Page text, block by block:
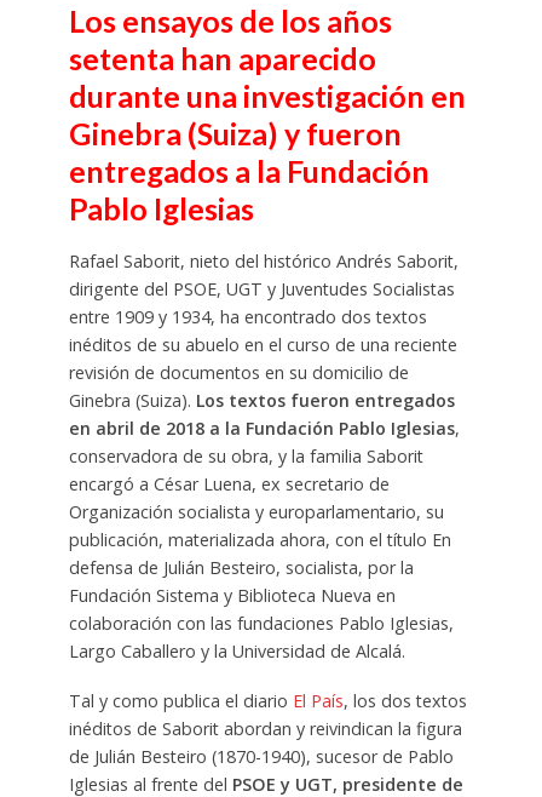
Los ensayos de los años
setenta han aparecido
durante una investigación en
Ginebra (Suiza) y fueron
entregados a la Fundación
Pablo Iglesias
Rafael Saborit, nieto del histórico Andrés Saborit,
dirigente del PSOE, UGT y Juventudes Socialistas
entre 1909 y 1934, ha encontrado dos textos
inéditos de su abuelo en el curso de una reciente
revisión de documentos en su domicilio de
Ginebra (Suiza). Los textos fueron entregados
en abril de 2018 a la Fundación Pablo Iglesias,
conservadora de su obra, y la familia Saborit
encargó a César Luena, ex secretario de
Organización socialista y europarlamentario, su
publicación, materializada ahora, con el título En
defensa de Julián Besteiro, socialista, por la
Fundación Sistema y Biblioteca Nueva en
colaboración con las fundaciones Pablo Iglesias,
Largo Caballero y la Universidad de Alcalá.
Tal y como publica el diario El País, los dos textos
inéditos de Saborit abordan y reivindican la figura
de Julián Besteiro (1870-1940), sucesor de Pablo
Iglesias al frente del PSOE y UGT, presidente de